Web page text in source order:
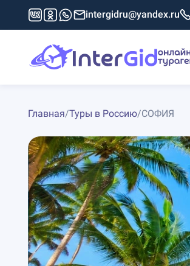
intergidru@yandex.ru
Главная/Туры в Россию/СОФИЯ